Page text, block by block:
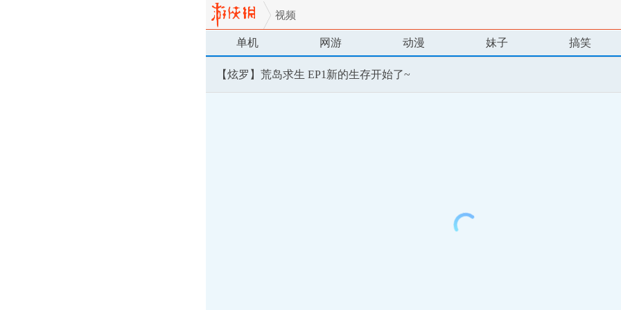
视频
单机 网游 动漫 妹子 搞笑
【炫罗】荒岛求生 EP1新的生存开始了~